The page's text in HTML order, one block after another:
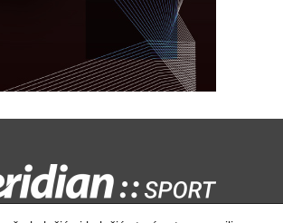
nas:redakcija@meridiansport.rs